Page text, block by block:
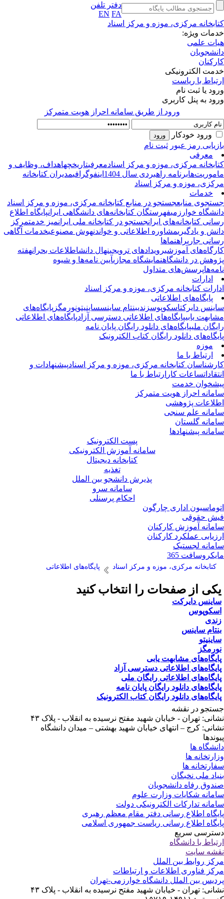
دفتر تلفن
EN FA
مرکزی، موزه و مرکز اسناد
ویژه:
علمی
الکترونیکی
با ریاست
یا ثبت نام
به پنل کاربری
ورود از طريق سامانه احراز هويت متمركز
ورود خودکار
رمز عبور ثبت نام
معرفی
مرکزی، موزه و مرکز اسنادمعرفیتاریخچهاهداف، وظایف و
برنامه راهبردی سال 1404 اینفوگرافیمدیران کتابخانه
موزه و مرکز اسناد
خدمات
منابعجستجو در منابع کتابخانه مرکزی، موزه و مرکز اسناد
خوارزمیفهرستگان کتابخانه‌های دانشگاهی ایران پایگاه اطلاع‌
کتابخانه‌های ایران جستجو در کتابخانه ملی ایران میز خدمتمرکز
و یادگیریمشاوره اطلاعاتی و خواندنهوش مصنوعیخدمات آگاهی
جاریراهنماها
آموزشیرویدادهای ترویجینهال دانشاطلاعات بحران هفته
در دانشگاهنمایشگاه مجازیآیین نامه‌ها و شیوه
پرسش‌های متداول
ادارات
کتابخانه مرکزی، موزه و مرکز اسناد
پایگاه‌های اطلاعاتی
دایرکتاسکوپوسزندیبنتام ساینسساینیتونورمگزپایگاه‌های
یابیپایگاه‌های اطلاعاتی دسترسی آزاد پایگاه‌های اطلاعاتی
ملیپایگاه‌های دانلود رایگان پایان نامه
دانلود رایگان کتاب الکترونیک
موزه
ارتباط با ما
کتابخانه مرکزی، موزه و مرکز اسنادپیشنهادات و
ساعات کارارتباط با ما
خدمت
احراز هویت متمرکز
پژوهشی
علم سنجی
گلستان
پیشنهادها
پست الکترونیک
سامانه آموزش الکترونیکی
کتابخانه دیجیتال
تغذیه
پذیرش دانشجو بین الملل
سامانه سرو
احکام پرسنلی
اداری چارگون
حقوقی
آموزش کارکنان
عملکرد کارکنان
لجستیک
365
کتابخانه مرکزی، موزه و مرکز اسناد پایگاه‌های اطلاعاتی
از صفحات را انتخاب کنید
دایرکت
ساینس
مشابهت یابی
اطلاعاتی دسترسی آزاد
اطلاعاتی رایگان ملی
دانلود رایگان پایان نامه
دانلود رایگان کتاب الکترونیک
در نقشه
تهران - خیابان شهید مفتح نرسیده به انقلاب - پلاک ۴۳
کرج – انتهای خیابان شهید بهشتی – میدان دانشگاه
ها
ها
ها
ملی نخبگان
رفاه دانشجویان
شکایات وزارت علوم
تدارکات الکترونیکی دولت
اطلاع رسانی دفتر مقام معظم رهبری
اطلاع رسانی ریاست جمهوری اسلامی
سریع
با دانشگاه
سایت
روابط بین الملل
فناوری اطلاعات و ارتباطات
بین الملل دانشگاه خوارزمی-تهران
تهران - خیابان شهید مفتح نرسیده به انقلاب - پلاک ۴۳